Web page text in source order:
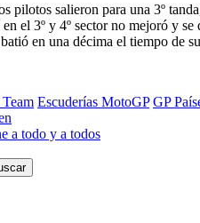
pilotos salieron para una 3º
en el 3º y 4º sector no mejoró y
en una décima el tiempo de
Escuderías MotoGP GP
a todo y a todos